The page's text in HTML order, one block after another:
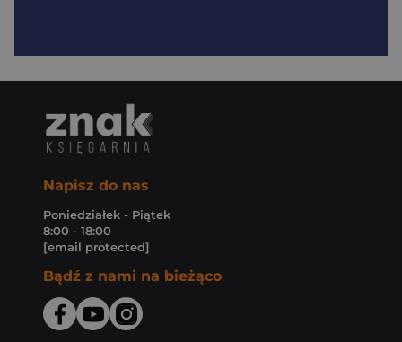
Napisz do nas
Poniedziałek - Piątek
8:00 - 18:00
[email protected]
Bądź z nami na bieżąco